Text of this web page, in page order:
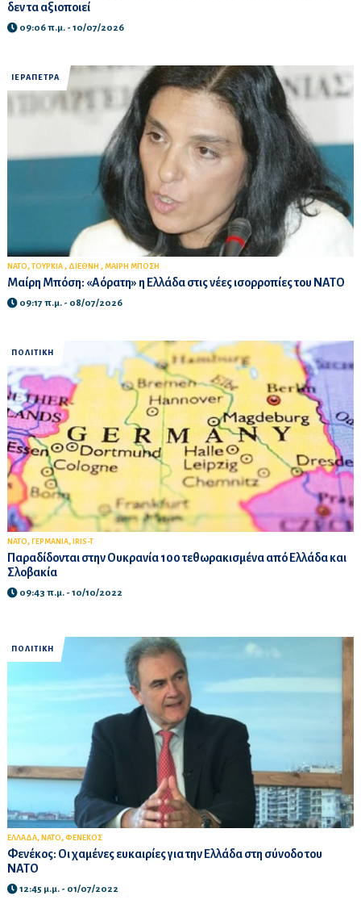
δεν τα αξιοποιεί
09:06 π.μ. - 10/07/2026
ΙΕΡΑΠΕΤΡΑ
ΝΑΤΟ, ΤΟΥΡΚΙΑ , ΔΙΕΘΝΗ , ΜΑΙΡΗ ΜΠΟΣΗ
Μαίρη Μπόση: «Αόρατη» η Ελλάδα στις νέες ισορροπίες του ΝΑΤΟ
09:17 π.μ. - 08/07/2026
ΠΟΛΙΤΙΚΗ
ΝΑΤΟ, ΓΕΡΜΑΝΙΑ, IRIS-T
Παραδίδονται στην Ουκρανία 100 τεθωρακισμένα από Ελλάδα και
Σλοβακία
09:43 π.μ. - 10/10/2022
ΠΟΛΙΤΙΚΗ
ΕΛΛΑΔΑ, ΝΑΤΟ, ΦΕΝΕΚΟΣ
Φενέκος: Οι χαμένες ευκαιρίες για την Ελλάδα στη σύνοδο του
NATO
12:45 μ.μ. - 01/07/2022